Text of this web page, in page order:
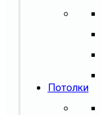
Потолки